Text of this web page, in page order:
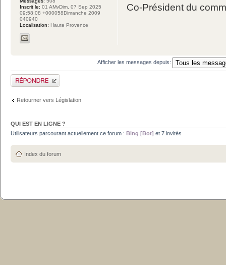
Co-Président du
Inscrit le: 01 AMvDim, 07 Sep 2025
09:58:08 +000058Dimanche 2009
040940
Localisation: Haute Provence
Afficher les messages depuis:
Publier une réponse
Retourner vers Législation
QUI EST EN LIGNE ?
Utilisateurs parcourant actuellement ce forum : Bing [Bot] et 7 invités
Index du forum